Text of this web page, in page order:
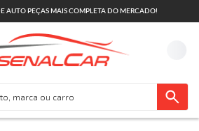
AUTO PEÇAS MAIS COMPLETA DO MERCADO!